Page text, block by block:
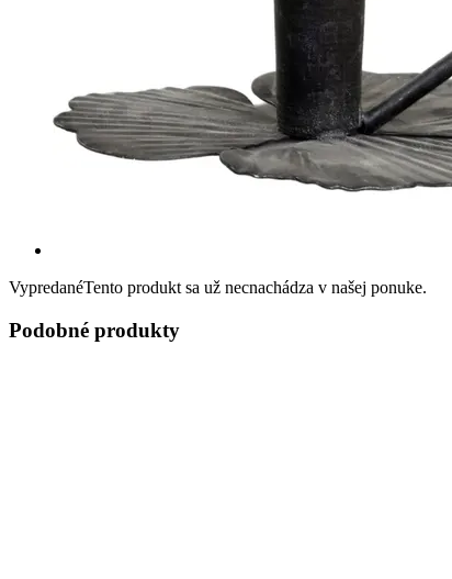
VypredanéTento produkt sa už necnachádza v našej ponuke.
Podobné produkty